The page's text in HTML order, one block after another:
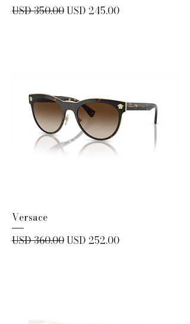
Precio
USD 350.00Precio de oferta
USD 245.00
Versace
Precio
USD 360.00Precio de oferta
USD 252.00